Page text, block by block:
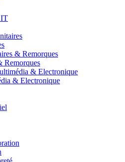
Remorques
& Electronique